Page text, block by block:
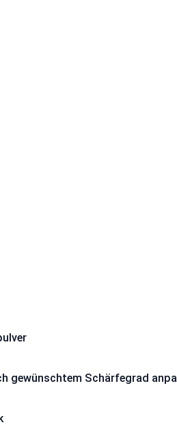
gewünschtem Schärfegrad